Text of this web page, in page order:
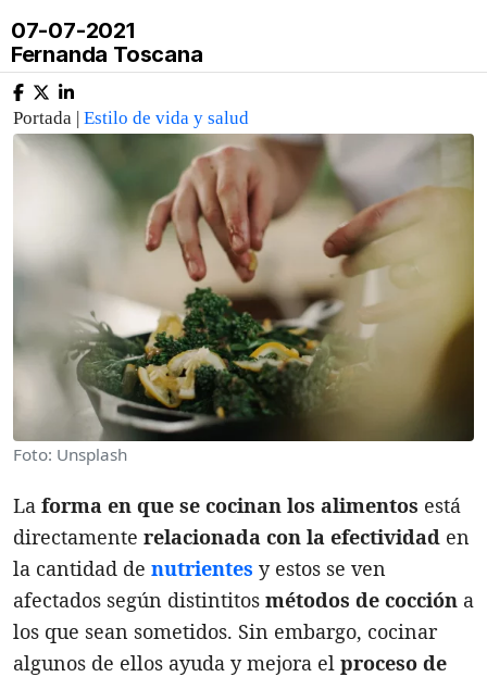
07-07-2021
Fernanda Toscana
Portada | Estilo de vida y salud
Foto: Unsplash
La forma en que se cocinan los alimentos está
directamente relacionada con la efectividad en
la cantidad de nutrientes y estos se ven
afectados según distintitos métodos de cocción a
los que sean sometidos. Sin embargo, cocinar
algunos de ellos ayuda y mejora el proceso de